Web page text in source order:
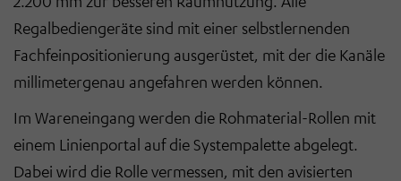
Regalbediengeräte sind mit einer selbstlernenden
Fachfeinpositionierung ausgerüstet, mit der die Kanäle
millimetergenau angefahren werden können.
Im Wareneingang werden die Rohmaterial-Rollen mit
einem Linienportal auf die Systempalette abgelegt.
Dabei wird die Rolle vermessen, mit den avisierten